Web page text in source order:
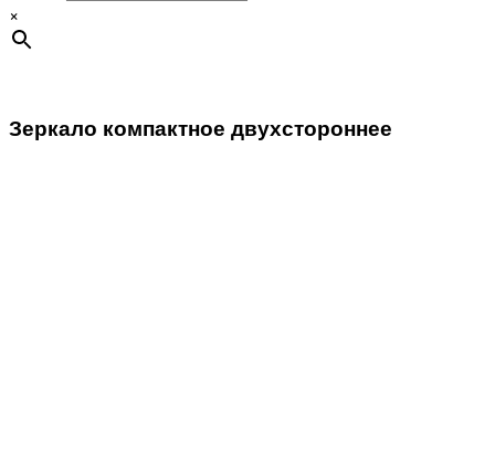
×
Зеркало компактное двухстороннее